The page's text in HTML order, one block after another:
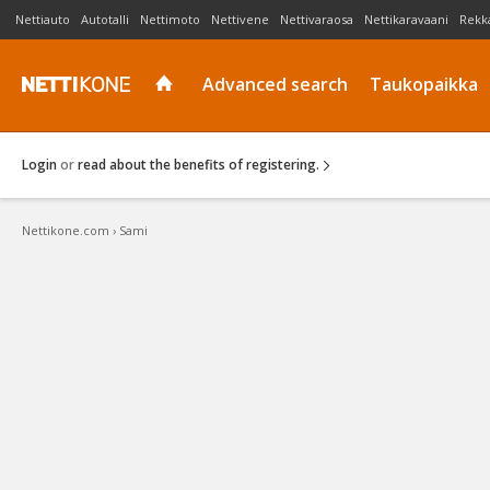
Nettiauto Autotalli Nettimoto Nettivene Nettivaraosa Nettikaravaani
Advanced search Taukopaikka
Login orread about the benefits of registering.
Nettikone.com › Sami